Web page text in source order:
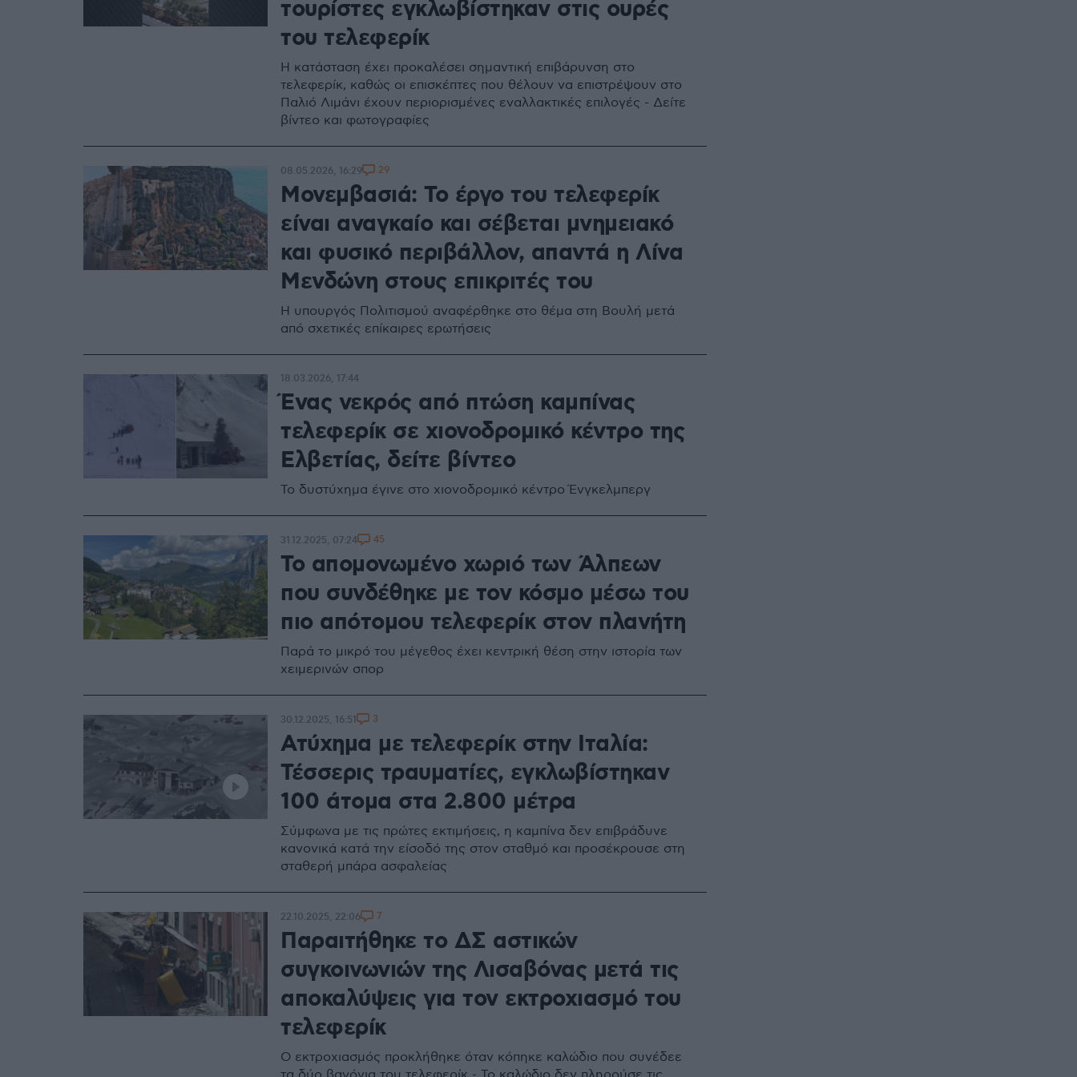
τουρίστες εγκλωβίστηκαν στις ουρές
του τελεφερίκ
Η κατάσταση έχει προκαλέσει σημαντική επιβάρυνση στο
τελεφερίκ, καθώς οι επισκέπτες που θέλουν να επιστρέψουν στο
Παλιό Λιμάνι έχουν περιορισμένες εναλλακτικές επιλογές - Δείτε
βίντεο και φωτογραφίες
Μονεμβασιά: Το έργο του τελεφερίκ
είναι αναγκαίο και σέβεται μνημειακό
και φυσικό περιβάλλον, απαντά η Λίνα
Μενδώνη στους επικριτές του
Η υπουργός Πολιτισμού αναφέρθηκε στο θέμα στη Βουλή μετά
από σχετικές επίκαιρες ερωτήσεις
08.05.2026, 16:29 29
Ένας νεκρός από πτώση καμπίνας
τελεφερίκ σε χιονοδρομικό κέντρο της
Ελβετίας, δείτε βίντεο
Το δυστύχημα έγινε στο χιονοδρομικό κέντρο Ένγκελμπεργ
18.03.2026, 17:44
Το απομονωμένο χωριό των Άλπεων
που συνδέθηκε με τον κόσμο μέσω του
πιο απότομου τελεφερίκ στον πλανήτη
Παρά το μικρό του μέγεθος έχει κεντρική θέση στην ιστορία των
χειμερινών σπορ
31.12.2025, 07:24 45
Ατύχημα με τελεφερίκ στην Ιταλία:
Τέσσερις τραυματίες, εγκλωβίστηκαν
100 άτομα στα 2.800 μέτρα
Σύμφωνα με τις πρώτες εκτιμήσεις, η καμπίνα δεν επιβράδυνε
κανονικά κατά την είσοδό της στον σταθμό και προσέκρουσε στη
σταθερή μπάρα ασφαλείας
30.12.2025, 16:51 3
Παραιτήθηκε το ΔΣ αστικών
συγκοινωνιών της Λισαβόνας μετά τις
αποκαλύψεις για τον εκτροχιασμό του
τελεφερίκ
Ο εκτροχιασμός προκλήθηκε όταν κόπηκε καλώδιο που συνέδεε
22.10.2025, 22:06 7